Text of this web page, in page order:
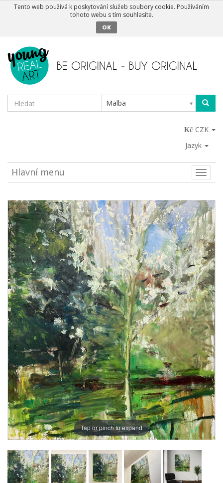
Tento web používá k poskytování služeb soubory cookie. Používáním
tohoto webu s tím souhlasíte.
OK
Malba
CZK
Jazyk
Toggle
Hlavní menu
Tap or pinch to expand